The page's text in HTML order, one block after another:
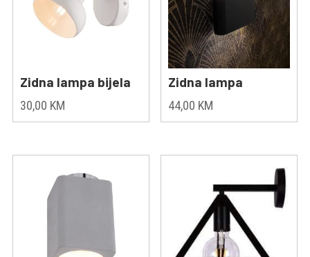
Zidna lampa bijela
30,00 KM
Zidna lampa
44,00 KM